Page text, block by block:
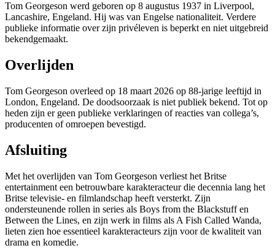
Tom Georgeson werd geboren op 8 augustus 1937 in Liverpool,
Lancashire, Engeland. Hij was van Engelse nationaliteit. Verdere
publieke informatie over zijn privéleven is beperkt en niet uitgebreid
bekendgemaakt.
Overlijden
Tom Georgeson overleed op 18 maart 2026 op 88-jarige leeftijd in
London, Engeland. De doodsoorzaak is niet publiek bekend. Tot op
heden zijn er geen publieke verklaringen of reacties van collega’s,
producenten of omroepen bevestigd.
Afsluiting
Met het overlijden van Tom Georgeson verliest het Britse
entertainment een betrouwbare karakteracteur die decennia lang het
Britse televisie- en filmlandschap heeft versterkt. Zijn
ondersteunende rollen in series als Boys from the Blackstuff en
Between the Lines, en zijn werk in films als A Fish Called Wanda,
lieten zien hoe essentieel karakteracteurs zijn voor de kwaliteit van
drama en komedie.